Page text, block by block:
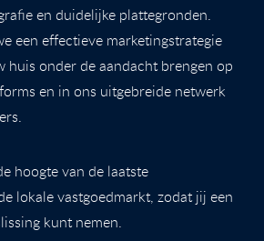
en duidelijke plattegronden.
een effectieve marketingstrategie
huis onder de aandacht brengen op
en in ons uitgebreide netwerk
hoogte van de laatste
lokale vastgoedmarkt, zodat jij een
kunt nemen.